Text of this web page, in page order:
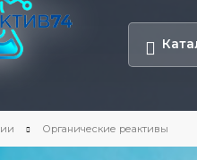
Органические реактивы